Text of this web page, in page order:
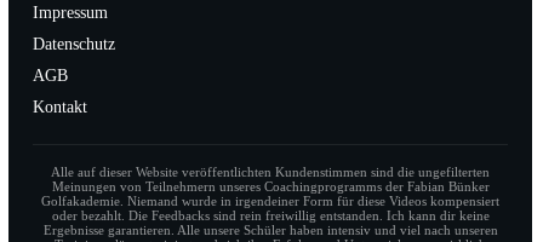
Impressum
Datenschutz
AGB
Kontakt
Alle auf dieser Website veröffentlichten Kundenstimmen sind die ungefilterten
Meinungen von Teilnehmern unseres Coachingprogramms der Fabian Bünker
Golfakademie. Niemand wurde in irgendeiner Form für diese Videos kompensiert
oder bezahlt. Die Feedbacks sind rein freiwillig entstanden. Ich kann dir keine
Ergebnisse garantieren. Alle unsere Schüler haben intensiv und viel nach unseren